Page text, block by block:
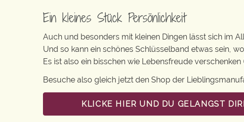
Ein kleines Stück Persönlichkeit
Auch und besonders mit kleinen Dingen lässt sich im
Und so kann ein schönes Schlüsselband etwas sein,
Es ist also ein bisschen wie Lebensfreude verschenken
Besuche also gleich jetzt den Shop der
KLICKE HIER UND DU GELANGST